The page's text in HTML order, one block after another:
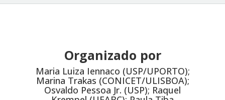
Organizado por
Maria Luiza Iennaco (USP/UPORTO);
Marina Trakas (CONICET/ULISBOA);
Osvaldo Pessoa Jr. (USP); Raquel